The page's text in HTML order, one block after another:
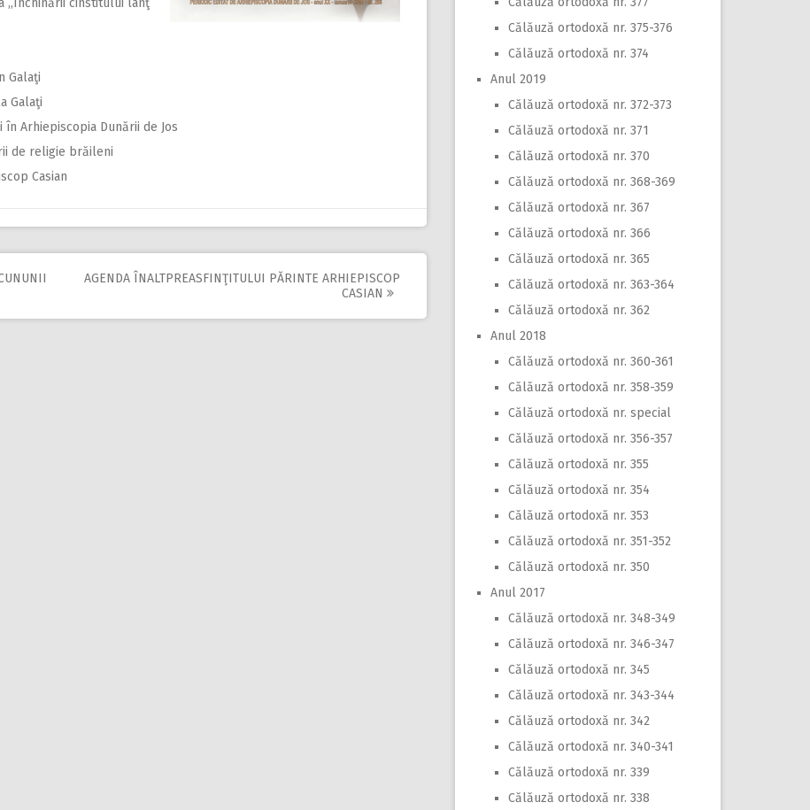
,,Închinării cinstitului lanţ
Galaţi
Galaţi
Arhiepiscopia Dunării de Jos
de religie brăileni
Casian
AGENDA ÎNALTPREASFINŢITULUI PĂRINTE ARHIEPISCOP
CASIAN
Călăuză ortodoxă nr. 375-376
Călăuză ortodoxă nr. 374
Anul 2019
Călăuză ortodoxă nr. 372-373
Călăuză ortodoxă nr. 371
Călăuză ortodoxă nr. 370
Călăuză ortodoxă nr. 368-369
Călăuză ortodoxă nr. 367
Călăuză ortodoxă nr. 366
Călăuză ortodoxă nr. 365
Călăuză ortodoxă nr. 363-364
Călăuză ortodoxă nr. 362
Anul 2018
Călăuză ortodoxă nr. 360-361
Călăuză ortodoxă nr. 358-359
Călăuză ortodoxă nr. special
Călăuză ortodoxă nr. 356-357
Călăuză ortodoxă nr. 355
Călăuză ortodoxă nr. 354
Călăuză ortodoxă nr. 353
Călăuză ortodoxă nr. 351-352
Călăuză ortodoxă nr. 350
Anul 2017
Călăuză ortodoxă nr. 348-349
Călăuză ortodoxă nr. 346-347
Călăuză ortodoxă nr. 345
Călăuză ortodoxă nr. 343-344
Călăuză ortodoxă nr. 342
Călăuză ortodoxă nr. 340-341
Călăuză ortodoxă nr. 339
Călăuză ortodoxă nr. 338